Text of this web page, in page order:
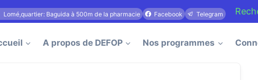
Lomé,quartier: Baguida à 500m de la pharmacie Facebook Telegram
A propos de DEFOP Nos programmes